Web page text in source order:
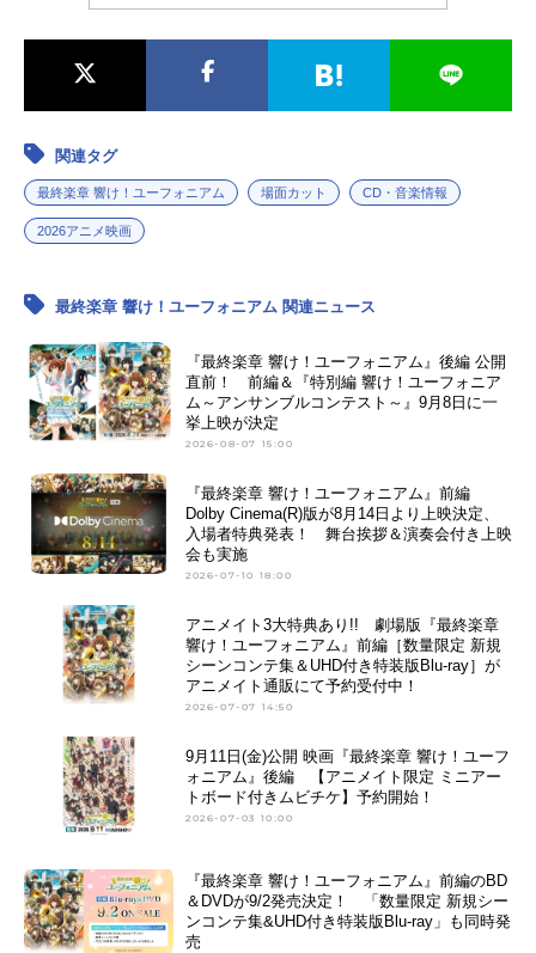
関連タグ
最終楽章 響け！ユーフォニアム 場面カット CD・音楽情報
2026アニメ映画
最終楽章 響け！ユーフォニアム 関連ニュース
『最終楽章 響け！ユーフォニアム』後編 公開
直前！ 前編＆『特別編 響け！ユーフォニア
ム～アンサンブルコンテスト～』9月8日に一
挙上映が決定
2026-08-07 15:00
『最終楽章 響け！ユーフォニアム』前編
Dolby Cinema(R)版が8月14日より上映決定、
入場者特典発表！ 舞台挨拶＆演奏会付き上映
会も実施
2026-07-10 18:00
アニメイト3大特典あり!! 劇場版『最終楽章
響け！ユーフォニアム』前編［数量限定 新規
シーンコンテ集＆UHD付き特装版Blu-ray］が
アニメイト通販にて予約受付中！
2026-07-07 14:50
9月11日(金)公開 映画『最終楽章 響け！ユーフ
ォニアム』後編 【アニメイト限定 ミニアー
トボード付きムビチケ】予約開始！
2026-07-03 10:00
『最終楽章 響け！ユーフォニアム』前編のBD
＆DVDが9/2発売決定！ 「数量限定 新規シー
ンコンテ集&UHD付き特装版Blu-ray」も同時発
売